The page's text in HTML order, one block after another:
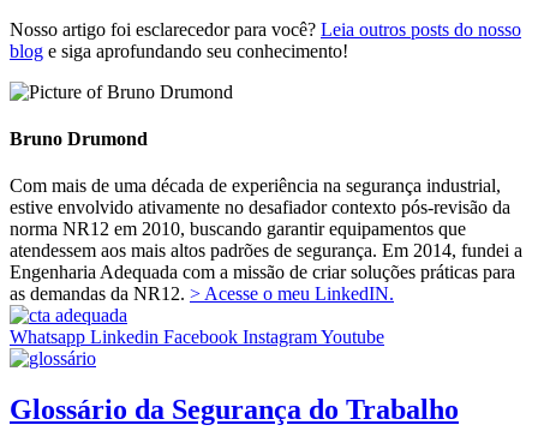
Nosso artigo foi esclarecedor para você? Leia outros posts do nosso
blog e siga aprofundando seu conhecimento!
Bruno Drumond
Com mais de uma década de experiência na segurança industrial,
estive envolvido ativamente no desafiador contexto pós-revisão da
norma NR12 em 2010, buscando garantir equipamentos que
atendessem aos mais altos padrões de segurança. Em 2014, fundei a
Engenharia Adequada com a missão de criar soluções práticas para
as demandas da NR12. > Acesse o meu LinkedIN.
Whatsapp Linkedin Facebook InstagramYoutube
Glossário da Segurança do Trabalho